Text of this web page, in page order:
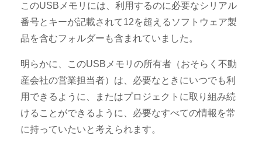
このUSBメモリには、利用するのに必要なシリアル
番号とキーが記載されて12を超えるソフトウェア製
品を含むフォルダーも含まれていました。
明らかに、このUSBメモリの所有者（おそらく不動
産会社の営業担当者）は、必要なときにいつでも利
用できるように、またはプロジェクトに取り組み続
けることができるように、必要なすべての情報を常
に持っていたいと考えられます。